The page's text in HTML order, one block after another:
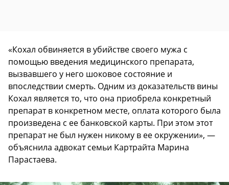
«Кохал обвиняется в убийстве своего мужа с
помощью введения медицинского препарата,
вызвавшего у него шоковое состояние и
впоследствии смерть. Одним из доказательств вины
Кохал является то, что она приобрела конкретный
препарат в конкретном месте, оплата которого была
произведена с ее банковской карты. При этом этот
препарат не был нужен никому в ее окружении», —
объяснила адвокат семьи Картрайта Марина
Парастаева.